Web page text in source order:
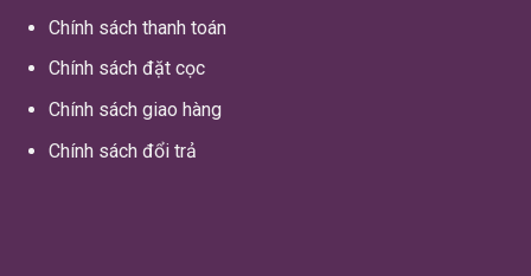
Chính sách thanh toán
Chính sách đặt cọc
Chính sách giao hàng
Chính sách đổi trả